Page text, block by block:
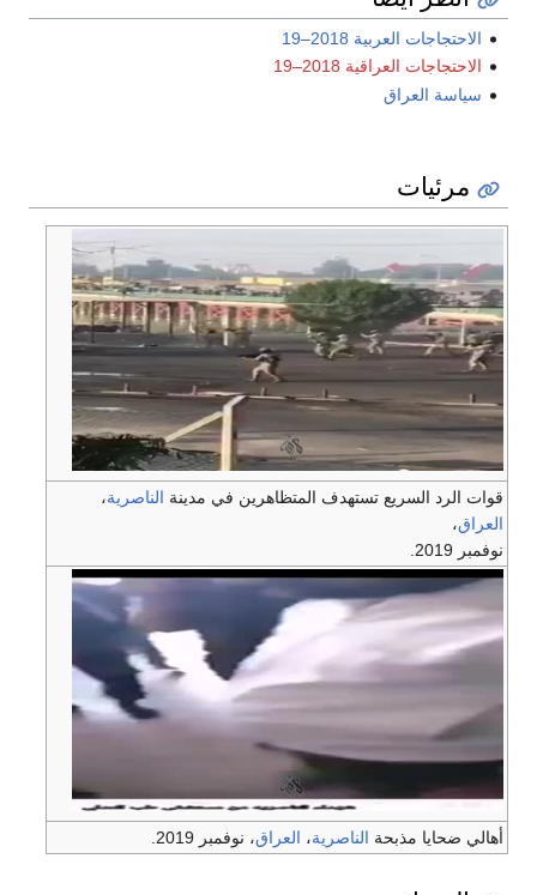
الاحتجاجات العربية 2018–19
الاحتجاجات العراقية 2018–19
سياسة العراق
مرئيات
قوات الرد السريع تستهدف المتظاهرين في مدينة الناصرية،
العراق،
نوفمبر 2019.
أهالي ضحايا مذبحة الناصرية، العراق، نوفمبر 2019.